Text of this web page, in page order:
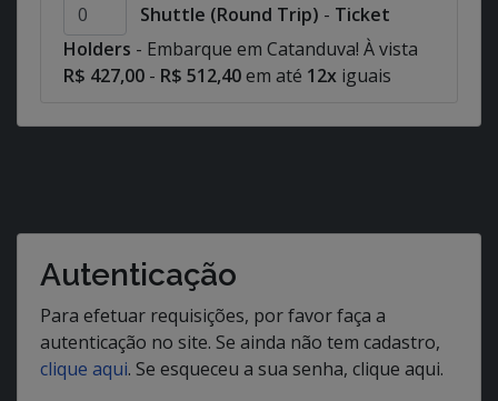
Shuttle (Round Trip) - Ticket
Holders - Embarque em Catanduva! À vista
R$ 427,00 - R$ 512,40em até 12x iguais
Autenticação
Para efetuar requisições, por favor faça a
autenticação no site. Se ainda não tem cadastro,
clique aqui. Se esqueceu a sua senha, clique aqui.